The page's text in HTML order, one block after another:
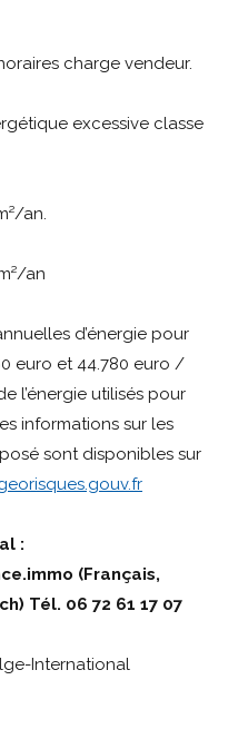
charge vendeur.
excessive classe
an.
an
d’énergie pour
euro et 44.780 euro /
l’énergie utilisés pour
informations sur les
sont disponibles sur
:
(Français,
Tél. 06 72 61 17 07
International